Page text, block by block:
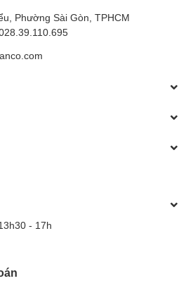
Phường Sài Gòn, TPHCM
- 17h